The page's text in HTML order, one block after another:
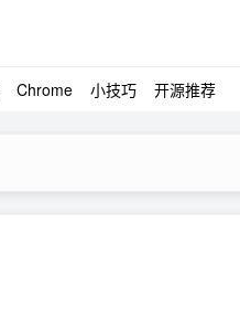
Chrome 小技巧 开源推荐